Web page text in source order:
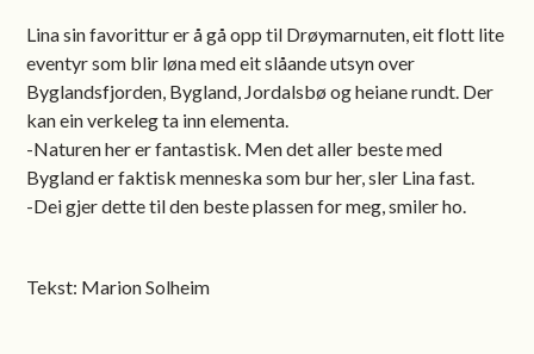
Lina sin favorittur er å gå opp til Drøymarnuten, eit flott lite
eventyr som blir løna med eit slåande utsyn over
Byglandsfjorden, Bygland, Jordalsbø og heiane rundt. Der
kan ein verkeleg ta inn elementa.
-Naturen her er fantastisk. Men det aller beste med
Bygland er faktisk menneska som bur her, sler Lina fast.
-Dei gjer dette til den beste plassen for meg, smiler ho.
Tekst: Marion Solheim